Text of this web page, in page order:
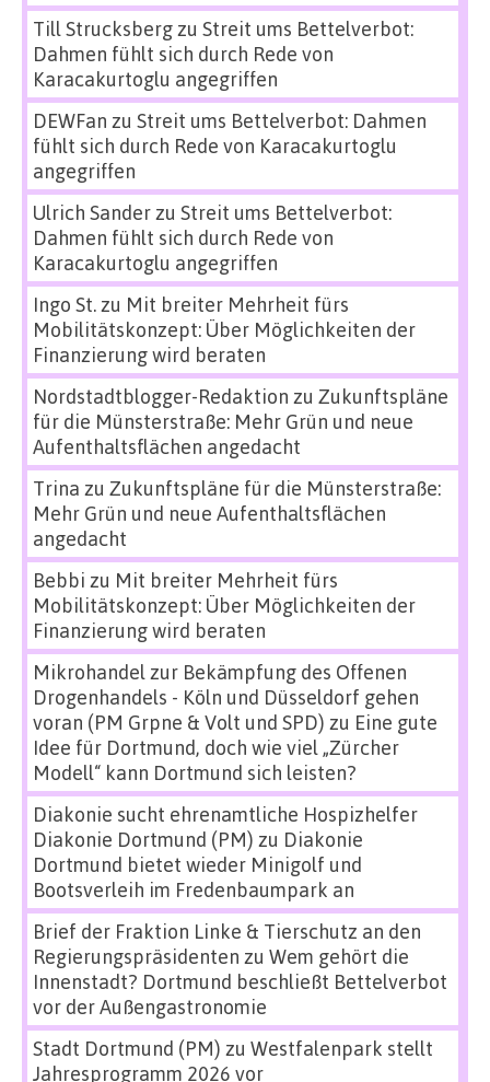
Till Strucksbergzu Streit ums Bettelverbot:
Dahmen fühlt sich durch Rede von
Karacakurtoglu angegriffen
DEWFan zu Streit ums Bettelverbot: Dahmen
fühlt sich durch Rede von Karacakurtoglu
angegriffen
Ulrich Sanderzu Streit ums Bettelverbot:
Dahmen fühlt sich durch Rede von
Karacakurtoglu angegriffen
Ingo St.zu Mit breiter Mehrheit fürs
Mobilitätskonzept: Über Möglichkeiten der
Finanzierung wird beraten
Nordstadtblogger-Redaktion zu Zukunftspläne
für die Münsterstraße: Mehr Grün und neue
Aufenthaltsflächen angedacht
Trina zu Zukunftspläne für die Münsterstraße:
Mehr Grün und neue Aufenthaltsflächen
angedacht
Bebbi zu Mit breiter Mehrheit fürs
Mobilitätskonzept: Über Möglichkeiten der
Finanzierung wird beraten
Mikrohandel zur Bekämpfung des Offenen
Drogenhandels - Köln und Düsseldorf gehen
voran (PM Grpne & Volt und SPD) zu Eine gute
Idee für Dortmund, doch wie viel „Zürcher
Modell“ kann Dortmund sich leisten?
Diakonie sucht ehrenamtliche Hospizhelfer
Diakonie Dortmund (PM) zu Diakonie
Dortmund bietet wieder Minigolf und
Bootsverleih im Fredenbaumpark an
Brief der Fraktion Linke & Tierschutz an den
Regierungspräsidenten zu Wem gehört die
Innenstadt? Dortmund beschließt Bettelverbot
vor der Außengastronomie
Stadt Dortmund (PM) zu Westfalenpark stellt
Jahresprogramm 2026 vor